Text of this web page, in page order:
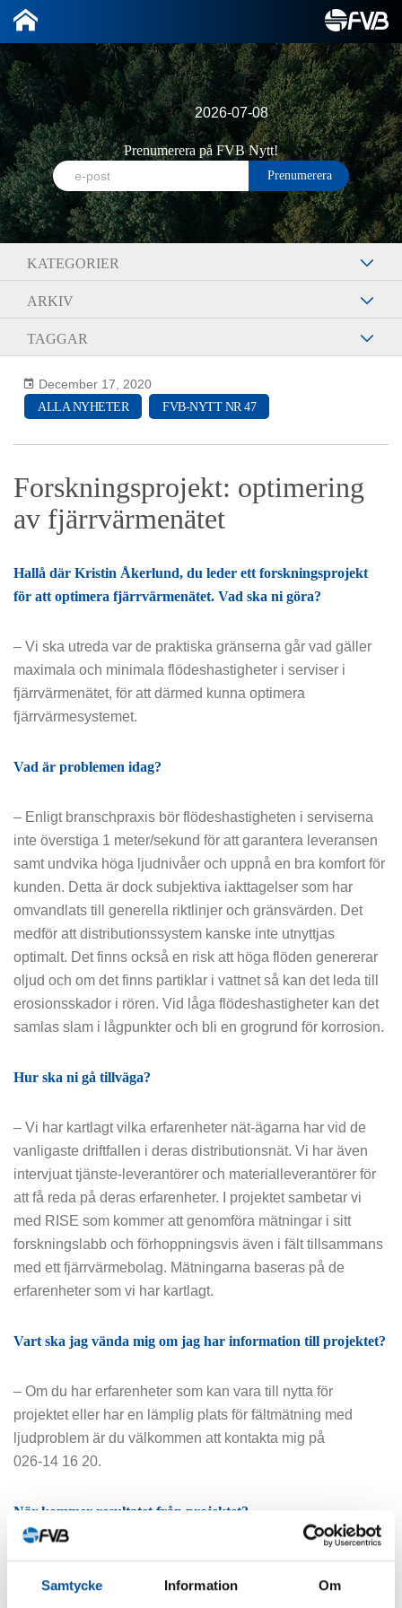
Samtycke Information Om
2026-07-08
Prenumerera på FVB Nytt!
KATEGORIER
ARKIV
TAGGAR
December 17, 2020
ALLA NYHETER FVB-NYTT NR 47
Forskningsprojekt: optimering
av fjärrvärmenätet
Hallå där Kristin Åkerlund, du leder ett forskningsprojekt
för att optimera fjärrvärmenätet. Vad ska ni göra?
– Vi ska utreda var de praktiska gränserna går vad gäller
maximala och minimala flödeshastigheter i serviser i
fjärrvärmenätet, för att därmed kunna optimera
fjärrvärmesystemet.
Vad är problemen idag?
– Enligt branschpraxis bör flödeshastigheten i serviserna
inte överstiga 1 meter/sekund för att garantera leveransen
samt undvika höga ljudnivåer och uppnå en bra komfort för
kunden. Detta är dock subjektiva iakttagelser som har
omvandlats till generella riktlinjer och gränsvärden. Det
medför att distributionssystem kanske inte utnyttjas
optimalt. Det finns också en risk att höga flöden genererar
oljud och om det finns partiklar i vattnet så kan det leda till
erosionsskador i rören. Vid låga flödeshastigheter kan det
samlas slam i lågpunkter och bli en grogrund för korrosion.
Hur ska ni gå tillväga?
– Vi har kartlagt vilka erfarenheter nät-ägarna har vid de
vanligaste driftfallen i deras distributionsnät. Vi har även
intervjuat tjänste-leverantörer och materialleverantörer för
att få reda på deras erfarenheter. I projektet sambetar vi
med RISE som kommer att genomföra mätningar i sitt
forskningslabb och förhoppningsvis även i fält tillsammans
med ett fjärrvärmebolag. Mätningarna baseras på de
erfarenheter som vi har kartlagt.
Vart ska jag vända mig om jag har information till projektet?
– Om du har erfarenheter som kan vara till nytta för
projektet eller har en lämplig plats för fältmätning med
ljudproblem är du välkommen att kontakta mig på
026-14 16 20.
När kommer resultatet från projektet?
– Det ska vara klart i slutet av maj 2021. Då ska vi
summera allt i en rapport och också ta fram en lathund som